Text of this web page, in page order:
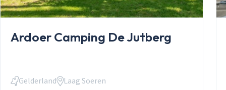
Login
Ardoer Camping De Jutberg
Gelderland Laag Soeren
Login
E-Mail
Passwort